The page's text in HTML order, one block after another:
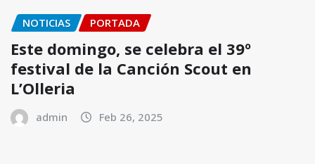
NOTICIAS PORTADA
Este domingo, se celebra el 39º
festival de la Canción Scout en
L’Olleria
admin Feb 26, 2025